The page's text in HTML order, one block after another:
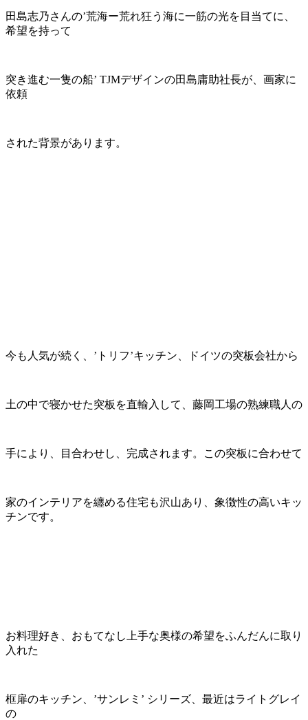
田島志乃さんの’荒海ー荒れ狂う海に一筋の光を目当てに、
希望を持って
突き進む一隻の船’ TJMデザインの田島庸助社長が、画家に
依頼
された背景があります。
今も人気が続く、’トリフ’キッチン、ドイツの突板会社から
土の中で寝かせた突板を直輸入して、藤岡工場の熟練職人の
手により、目合わせし、完成されます。この突板に合わせて
家のインテリアを纏める住宅も沢山あり、象徴性の高いキッ
チンです。
お料理好き、おもてなし上手な奥様の希望をふんだんに取り
入れた
框扉のキッチン、’サンレミ’ シリーズ、最近はライトグレイ
の